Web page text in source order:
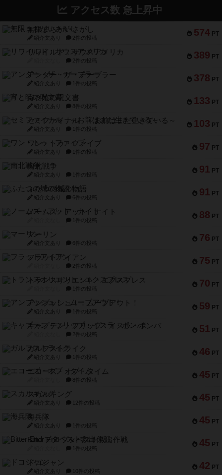
アクセス数 急上昇中
574 PT
無限まちがいさがし
紹介文あり 2件の投稿
389 PT
リワイルド：サウスアメリカ
2件の投稿
378 PT
アンダー・ザ・テーブラー
紹介文あり 1件の投稿
133 PT
宵と暁の呪文書
紹介文あり 8件の投稿
103 PT
セミファイナル ～お前はまだ生きている～
紹介文あり 1件の投稿
97 PT
ワン・トゥ・ファイブ
紹介文あり 1件の投稿
91 PT
南北戦争
紹介文あり 1件の投稿
91 PT
ふたつの城の物語
紹介文あり 6件の投稿
88 PT
ノームズ・アット・ナイト
1件の投稿
76 PT
マーリン
紹介文あり 6件の投稿
75 PT
フラットアイアン
2件の投稿
70 PT
トランスオリエント・エクスプレス
1件の投稿
59 PT
アンブッシュ！：ムーブアウト！
紹介文あり 1件の投稿
51 PT
キャプテン・フリップ：イスラ・ボンバ
2件の投稿
46 PT
ガルフストライク
紹介文あり 1件の投稿
45 PT
エコーズ・オブ・タイム
8件の投稿
45 PT
スカルキング
紹介文あり 12件の投稿
45 PT
海兵隊
紹介文あり 1件の投稿
45 PT
Bitter End ブタペスト救出作戦
1件の投稿
42 PT
ドコジャン
紹介文あり 10件の投稿